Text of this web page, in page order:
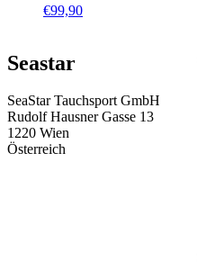
€99,90
Seastar
SeaStar Tauchsport GmbH
Rudolf Hausner Gasse 13
1220 Wien
Österreich